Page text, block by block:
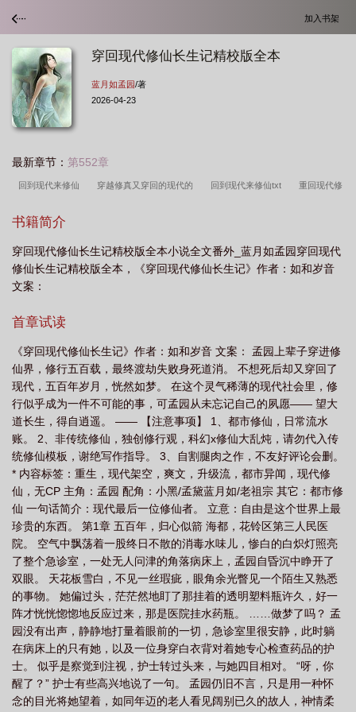
加入书架
穿回现代修仙长生记精校版全本
蓝月如孟园/著
2026-04-23
最新章节： 第552章
回到现代来修仙 穿越修真又穿回的现代的 回到现代来修仙txt 重回现代修
的修真文
现代修仙 穿越修仙后又回到现代 修仙穿回现代好种田 穿越修仙后又回现代
的 穿越修真又穿回现代 穿回现代修仙 穿越修仙回现代 修仙后穿越回现
书籍简介
穿回现代修仙长生记精校版全本小说全文番外_蓝月如孟园穿回现代
修仙长生记精校版全本，《穿回现代修仙长生记》作者：如和岁音
文案：
首章试读
《穿回现代修仙长生记》作者：如和岁音 文案： 孟园上辈子穿进修
仙界，修行五百载，最终渡劫失败身死道消。 不想死后却又穿回了
现代，五百年岁月，恍然如梦。 在这个灵气稀薄的现代社会里，修
行似乎成为一件不可能的事，可孟园从未忘记自己的夙愿—— 望大
道长生，得自逍遥。 —— 【注意事项】 1、都市修仙，日常流水
账。 2、非传统修仙，独创修行观，科幻x修仙大乱炖，请勿代入传
统修仙模板，谢绝写作指导。 3、自割腿肉之作，不友好评论会删。
* 内容标签：重生，现代架空，爽文，升级流，都市异闻，现代修
仙，无CP 主角：孟园 配角：小黑/孟黛蓝月如/老祖宗 其它：都市修
仙 一句话简介：现代最后一位修仙者。 立意：自由是这个世界上最
珍贵的东西。 第1章 五百年，归心似箭 海都，花铃区第三人民医
院。 空气中飘荡着一股终日不散的消毒水味儿，惨白的白炽灯照亮
了整个急诊室，一处无人问津的角落病床上，孟园自昏沉中睁开了
双眼。 天花板雪白，不见一丝瑕疵，眼角余光瞥见一个陌生又熟悉
的事物。 她偏过头，茫茫然地盯了那挂着的透明塑料瓶许久，好一
阵才恍恍惚惚地反应过来，那是医院挂水药瓶。 ……做梦了吗？ 孟
园没有出声，静静地打量着眼前的一切，急诊室里很安静，此时躺
在病床上的只有她，以及一位身穿白衣背对着她专心检查药品的护
士。 似乎是察觉到注视，护士转过头来，与她四目相对。 “呀，你
醒了？” 护士有些高兴地说了一句。 孟园仍旧不言，只是用一种怀
念的目光将她望着，如同年迈的老人看见阔别已久的故人，神情柔